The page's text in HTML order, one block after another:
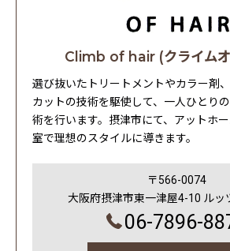
Climb of hair (クライムオ
選び抜いたトリートメントやカラー剤
カットの技術を駆使して、一人ひとり
術を行います。摂津市にて、アットホ
室で理想のスタイルに導きます。
〒566-0074
大阪府摂津市東一津屋4-10 ルッ
06-7896-